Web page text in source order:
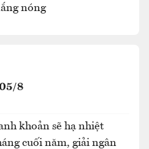
nóng
8
khoản sẽ hạ nhiệt
cuối năm, giải ngân